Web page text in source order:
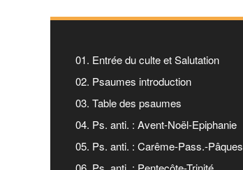
01. Entrée du culte et Salutation
02. Psaumes introduction
03. Table des psaumes
04. Ps. anti. : Avent-Noël-Epiphanie
05. Ps. anti. : Carême-Pass.-Pâques